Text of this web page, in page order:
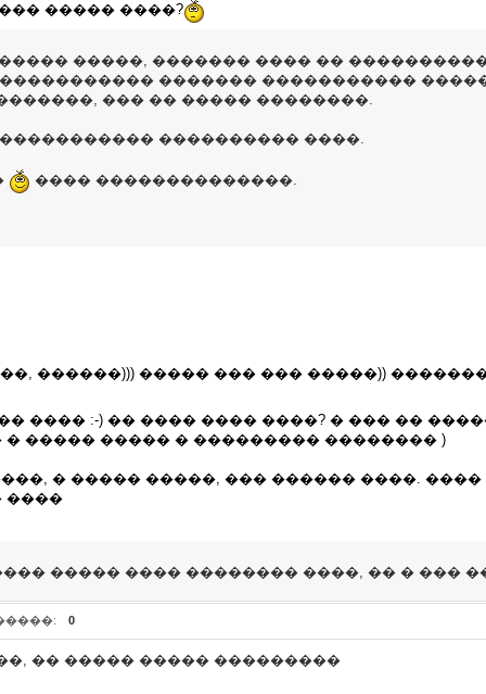
����� ����?
����� �����, ������� ���� ��
������� �����������
��� �� ����� ��������.
���������� ����.
���� ��������������.
������))) ����� ��� ��� �����))
���� :-) �� ���� ���� ����? � ��� ��
����� ����� � ��������� �������� )
� ����� �����, ��� ������ ����.
����
����� ���� �������� ����, �� � ���
0
�� ����� ����� ���������